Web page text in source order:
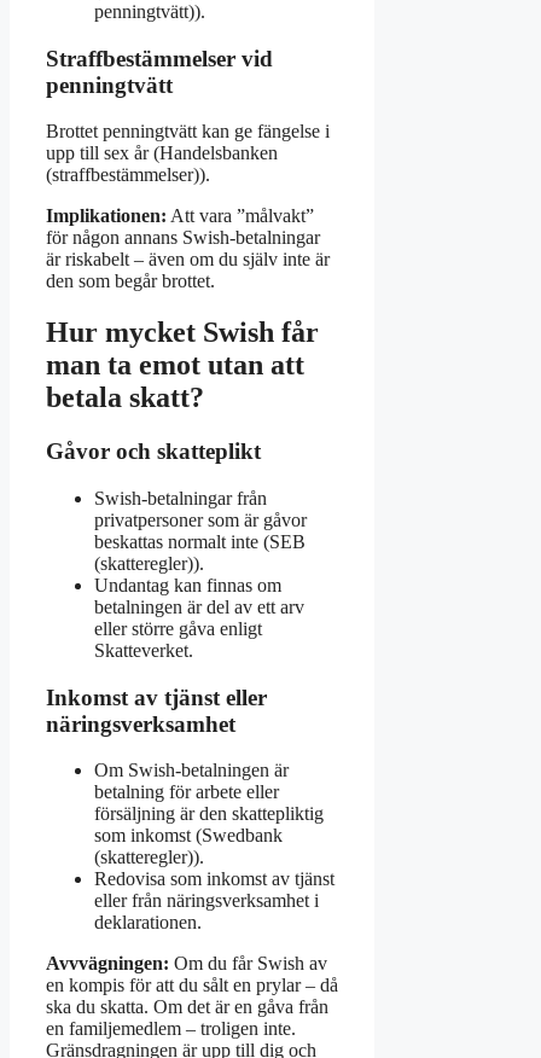
penningtvätt)).
Straffbestämmelser vid
penningtvätt
Brottet penningtvätt kan ge fängelse i
upp till sex år (Handelsbanken
(straffbestämmelser)).
Implikationen: Att vara ”målvakt”
för någon annans Swish-betalningar
är riskabelt – även om du själv inte är
den som begår brottet.
Hur mycket Swish får
man ta emot utan att
betala skatt?
Gåvor och skatteplikt
Swish-betalningar från
privatpersoner som är gåvor
beskattas normalt inte (SEB
(skatteregler)).
Undantag kan finnas om
betalningen är del av ett arv
eller större gåva enligt
Skatteverket.
Inkomst av tjänst eller
näringsverksamhet
Om Swish-betalningen är
betalning för arbete eller
försäljning är den skattepliktig
som inkomst (Swedbank
(skatteregler)).
Redovisa som inkomst av tjänst
eller från näringsverksamhet i
deklarationen.
Avvvägningen: Om du får Swish av
en kompis för att du sålt en prylar – då
ska du skatta. Om det är en gåva från
en familjemedlem – troligen inte.
Gränsdragningen är upp till dig och